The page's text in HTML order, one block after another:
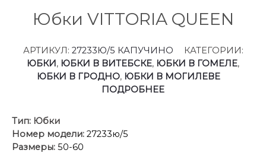
Юбки VITTORIA QUEEN
АРТИКУЛ: 27233Ю/5 КАПУЧИНО
КАТЕГОРИИ:
ЮБКИ, ЮБКИ В ВИТЕБСКЕ, ЮБКИ В ГОМЕЛЕ,
ЮБКИ В ГРОДНО, ЮБКИ В МОГИЛЕВЕ
ПОДРОБНЕЕ
Тип: Юбки
Номер модели: 27233ю/5
Размеры: 50-60